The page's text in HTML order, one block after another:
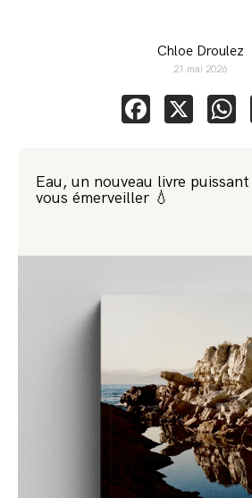
Chloe Droulez
21 mai 2026
X
Eau, un nouveau livre
vous émerveiller 💧